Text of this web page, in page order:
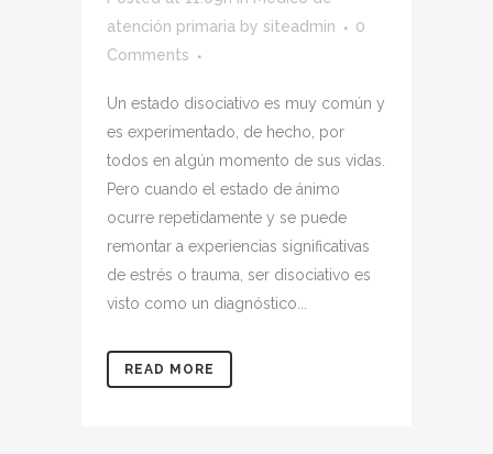
atención primaria by siteadmin
0
Comments
Un estado disociativo es muy común y
es experimentado, de hecho, por
todos en algún momento de sus vidas.
Pero cuando el estado de ánimo
ocurre repetidamente y se puede
remontar a experiencias significativas
de estrés o trauma, ser disociativo es
visto como un diagnóstico...
READ MORE